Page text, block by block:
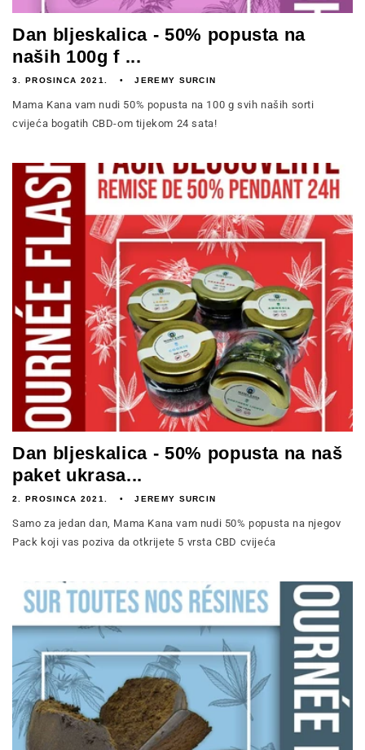
Dan bljeskalica - 50% popusta na
naših 100g f ...
3. PROSINCA 2021. JEREMY SURCIN
Mama Kana vam nudi 50% popusta na 100 g svih naših sorti
cvijeća bogatih CBD-om tijekom 24 sata!
Dan bljeskalica - 50% popusta na naš
paket ukrasa...
2. PROSINCA 2021. JEREMY SURCIN
Samo za jedan dan, Mama Kana vam nudi 50% popusta na njegov
Pack koji vas poziva da otkrijete 5 vrsta CBD cvijeća